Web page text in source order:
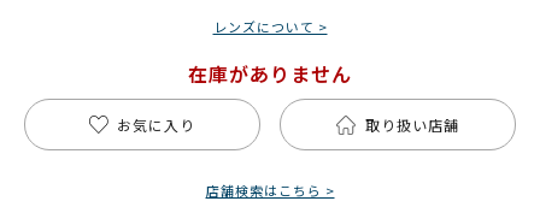
レンズについて >
在庫がありません
お気に入り 取り扱い店舗
店舗検索はこちら >